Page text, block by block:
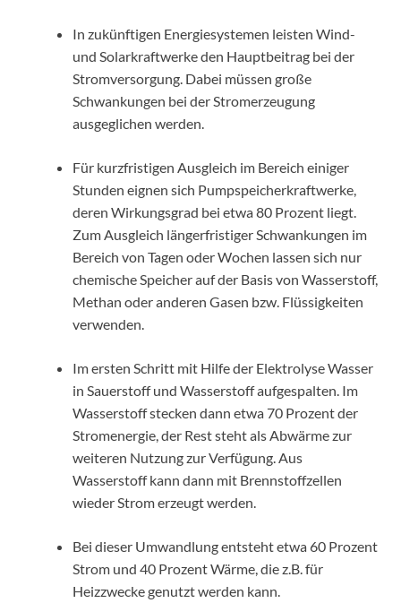
In zukünftigen Energiesystemen leisten Wind-
und Solarkraftwerke den Hauptbeitrag bei der
Stromversorgung. Dabei müssen große
Schwankungen bei der Stromerzeugung
ausgeglichen werden.
Für kurzfristigen Ausgleich im Bereich einiger
Stunden eignen sich Pumpspeicherkraftwerke,
deren Wirkungsgrad bei etwa 80 Prozent liegt.
Zum Ausgleich längerfristiger Schwankungen im
Bereich von Tagen oder Wochen lassen sich nur
chemische Speicher auf der Basis von Wasserstoff,
Methan oder anderen Gasen bzw. Flüssigkeiten
verwenden.
Im ersten Schritt mit Hilfe der Elektrolyse Wasser
in Sauerstoff und Wasserstoff aufgespalten. Im
Wasserstoff stecken dann etwa 70 Prozent der
Stromenergie, der Rest steht als Abwärme zur
weiteren Nutzung zur Verfügung. Aus
Wasserstoff kann dann mit Brennstoffzellen
wieder Strom erzeugt werden.
Bei dieser Umwandlung entsteht etwa 60 Prozent
Strom und 40 Prozent Wärme, die z.B. für
Heizzwecke genutzt werden kann.